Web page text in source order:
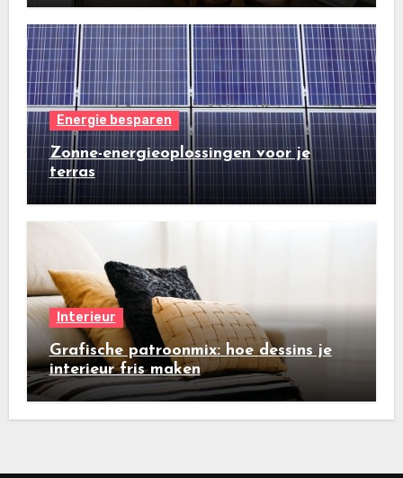
Energie besparen
Zonne-energieoplossingen voor je
terras
Interieur
Grafische patroonmix: hoe dessins je
interieur fris maken